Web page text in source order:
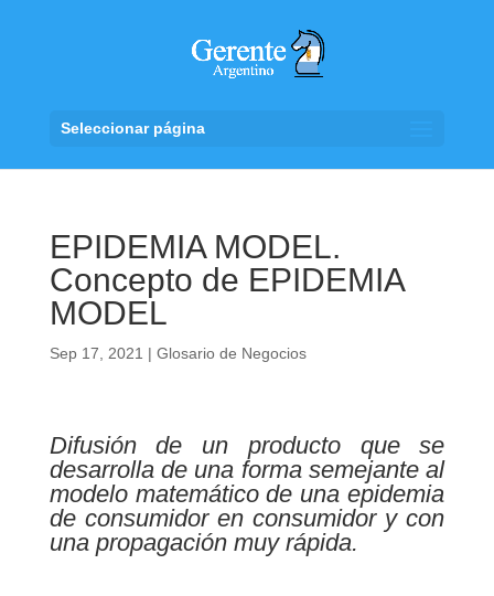
Seleccionar página
EPIDEMIA MODEL.
Concepto de EPIDEMIA
MODEL
Sep 17, 2021 | Glosario de Negocios
Difusión de un producto que se
desarrolla de una forma semejante al
modelo matemático de una epidemia
de consumidor en consumidor y con
una propagación muy rápida.